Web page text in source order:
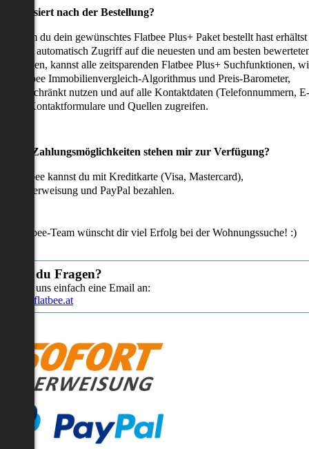
passiert nach der Bestellung?
du dein gewünschtes Flatbee Plus+ Paket bestellt hast erhältst
sofort automatisch Zugriff auf die neuesten und am besten
kannst alle zeitsparenden Flatbee Plus+ Suchfunktionen,
Flatbee Immobilienvergleich-Algorithmus und Preis-Barometer,
nutzen und auf alle Kontaktdaten (Telefonnummern, E-
Kontaktformulare und Quellen zugreifen.
Zahlungsmöglichkeiten stehen mir zur Verfügung?
Flatbee kannst du mit Kreditkarte (Visa, Mastercard),
und PayPal bezahlen.
Flatbee-Team wünscht dir viel Erfolg bei der Wohnungssuche! :)
Hast du Fragen?
Sende uns einfach eine Email an:
info@flatbee.at